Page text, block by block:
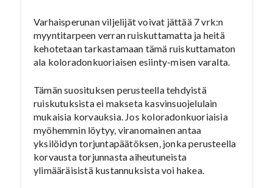
Varhaisperunan viljelijät voivat jättää 7 vrk:n
myyntitarpeen verran ruiskuttamatta ja heitä
kehotetaan tarkastamaan tämä ruiskuttamaton
ala koloradonkuoriaisen esiinty-misen varalta.
Tämän suosituksen perusteella tehdyistä
ruiskutuksista ei makseta kasvinsuojelulain
mukaisia korvauksia. Jos koloradonkuoriaisia
myöhemmin löytyy, viranomainen antaa
yksilöidyn torjuntapäätöksen, jonka perusteella
korvausta torjunnasta aiheutuneista
ylimääräisistä kustannuksista voi hakea.